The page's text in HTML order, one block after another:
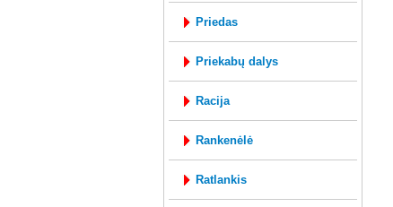
priedas
priekabų dalys
racija
rankenėlė
ratlankis